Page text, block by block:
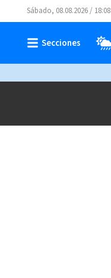
Sábado, 08.08.2026 / 18:08